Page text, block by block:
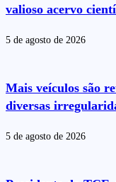
valioso acervo
5 de agosto de 2026
Mais veículos são
diversas
5 de agosto de 2026